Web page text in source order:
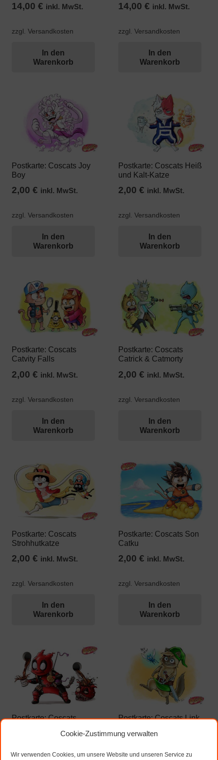
Cookie-Zustimmung verwalten
Wir verwenden Cookies, um unsere Website und unseren Service zu
14,00 € inkl. MwSt.
zzgl. Versandkosten
In den
Warenkorb
14,00€ inkl. MwSt.
zzgl. Versandkosten
In den
Warenkorb
Postkarte: Coscats Joy
Boy
2,00 € inkl. MwSt.
zzgl. Versandkosten
In den
Warenkorb
Postkarte: Coscats Heiß
und Kalt-Katze
2,00€ inkl. MwSt.
zzgl. Versandkosten
In den
Warenkorb
Postkarte: Coscats
Catvity Falls
2,00 € inkl. MwSt.
zzgl. Versandkosten
In den
Warenkorb
Postkarte: Coscats
Catrick & Catmorty
2,00€ inkl. MwSt.
zzgl. Versandkosten
In den
Warenkorb
Postkarte: Coscats
Strohhutkatze
2,00 € inkl. MwSt.
zzgl. Versandkosten
In den
Warenkorb
Postkarte: Coscats Son
Catku
2,00€ inkl. MwSt.
zzgl. Versandkosten
In den
Warenkorb
Postkarte: Coscats
Postkarte: Coscats Link
2,00€ inkl. MwSt.